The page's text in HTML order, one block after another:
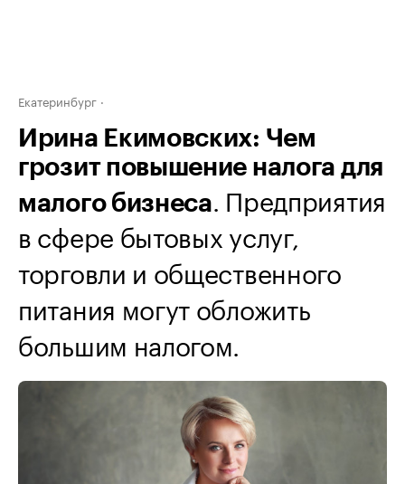
Екатеринбург
Ирина Екимовских: Чем
грозит повышение налога для
малого бизнеса. Предприятия
в сфере бытовых услуг,
торговли и общественного
питания могут обложить
большим налогом.